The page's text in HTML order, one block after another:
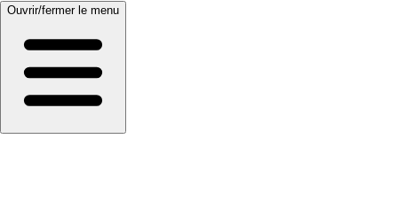
Ouvrir/fermer le menu